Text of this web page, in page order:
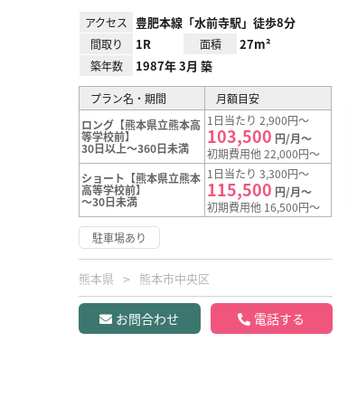
アクセス 豊肥本線「水前寺駅」徒歩8分
間取り 1R 面積 27m²
築年数 1987年 3月 築
プラン名・期間
月額目安
ロング【熊本県立熊本高
等学校前】
30日以上～360日未満
1日当たり 2,900円～
103,500 円/月～
初期費用他 22,000円～
ショート【熊本県立熊本
高等学校前】
～30日未満
1日当たり 3,300円～
115,500 円/月～
初期費用他 16,500円～
駐車場あり
熊本県 熊本市中央区
お問合わせ 電話する